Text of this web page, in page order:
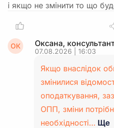
і якщо не змінити то що
ОК Оксана,
07.08.2026 | 16:03
Якщо внаслідок
змінилися
оподаткування,
ОПП, зміни
необхідності… Ще